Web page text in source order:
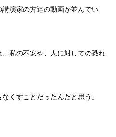
演家の方達の動画が並んでい
私の不安や、人に対しての恐れ
くすことだったんだと思う。